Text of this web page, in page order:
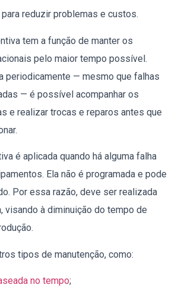
reduzir problemas e custos.
tem a função de manter os
pelo maior tempo possível.
periodicamente — mesmo que falhas
— é possível acompanhar os
e realizar trocas e reparos antes que
é aplicada quando há alguma falha
Ela não é programada e pode
Por essa razão, deve ser realizada
visando à diminuição do tempo de
tipos de manutenção, como:
no tempo;